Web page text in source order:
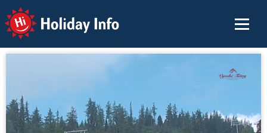
Holiday Info